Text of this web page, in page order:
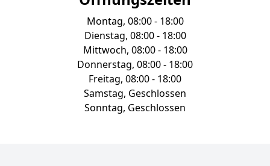
Montag, 08:00 - 18:00
Dienstag, 08:00 - 18:00
Mittwoch, 08:00 - 18:00
Donnerstag, 08:00 - 18:00
Freitag, 08:00 - 18:00
Samstag, Geschlossen
Sonntag, Geschlossen